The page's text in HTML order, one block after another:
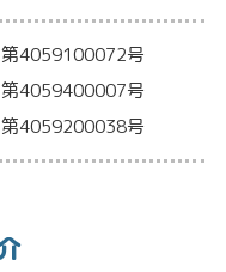
4059100072号
4059400007号
4059200038号